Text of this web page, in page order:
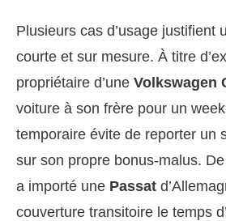
Plusieurs cas d’usage justifient
courte et sur mesure. À titre
propriétaire d’une Volkswagen
voiture à son frère pour un
temporaire évite de reporter un
sur son propre bonus-malus.
a importé une Passat
couverture transitoire le temps